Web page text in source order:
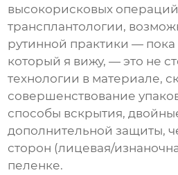
высокорисковых
трансплантологии,
рутинной практики — пока
который я вижу, — это не
технологии в материале,
совершенствование
способы вскрытия,
дополнительной защиты,
сторон (лицевая/
пеленке.